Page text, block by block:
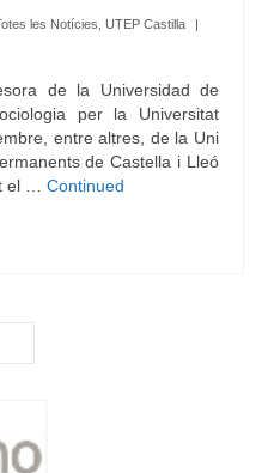
les Notícies UTEP Castilla
|
de la Universidad de
per la Universitat
entre altres, de la Uni
de Castella i Lleó
el … Continued